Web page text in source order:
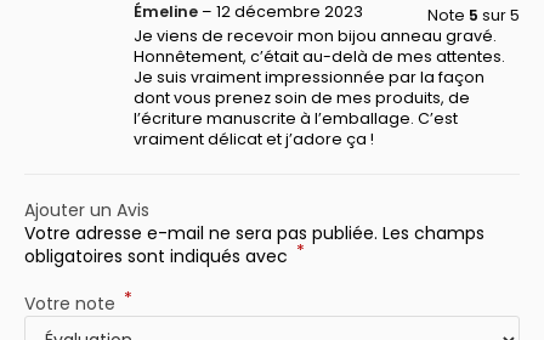
Note 5 sur 5
Émeline – 12 décembre 2023
Je viens de recevoir mon bijou anneau gravé.
Honnêtement, c’était au-delà de mes attentes.
Je suis vraiment impressionnée par la façon
dont vous prenez soin de mes produits, de
l’écriture manuscrite à l’emballage. C’est
vraiment délicat et j’adore ça !
Ajouter un Avis
Votre adresse e-mail ne sera pas publiée. Les champs
obligatoires sont indiqués avec *
Votre note *